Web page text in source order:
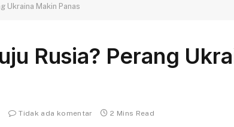
Ukraina Makin Panas
Rusia? Perang
Tidak ada komentar 2 Mins Read